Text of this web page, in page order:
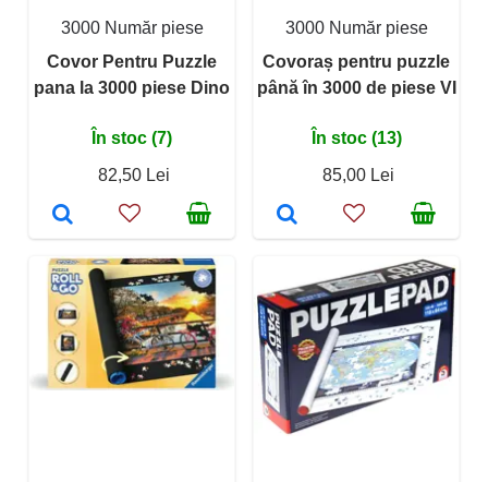
3000 Număr piese
Covor Pentru Puzzle
pana la 3000 piese Dino
În stoc (7)
82,50 Lei
3000 Număr piese
Covoraș pentru puzzle
până în 3000 de piese VI
În stoc (13)
85,00 Lei